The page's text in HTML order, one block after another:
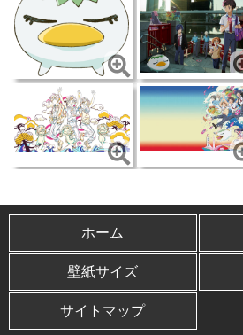
ホーム
壁紙サイズ
サイトマップ